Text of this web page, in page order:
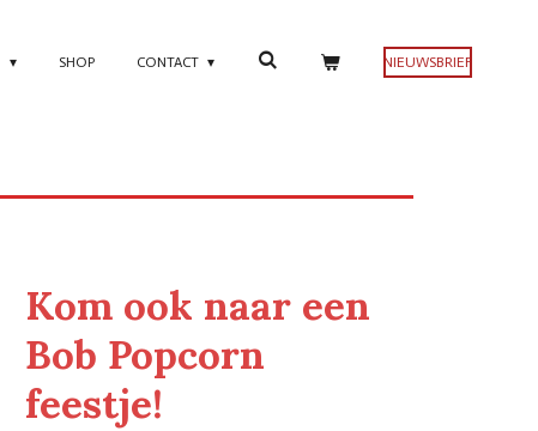
SHOP CONTACT NIEUWSBRIEF
Kom ook naar een
Bob Popcorn
feestje!